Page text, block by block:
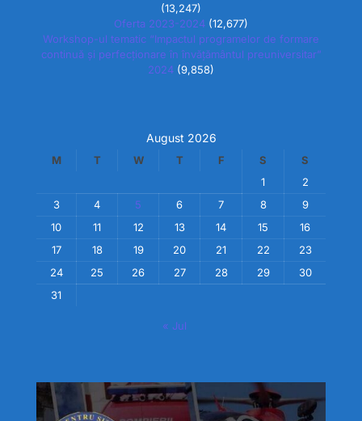
(13,247)
Oferta 2023-2024 (12,677)
Workshop-ul tematic “Impactul programelor de formare
continuă și perfecționare în învățământul preuniversitar”
2024 (9,858)
August 2026
M T W T F S
S
1
2
3
4 5 6 7 8
9
10
11 12 13 14 15
16
17
18 19 20 21 22
23
24
25 26 27 28 29
30
31
« Jul